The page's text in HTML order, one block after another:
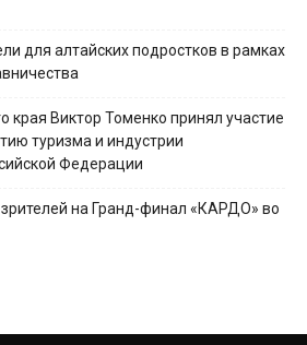
для алтайских подростков в рамках
края Виктор Томенко принял участие
туризма и индустрии
Федерации
на Гранд-финал «КАРДО» во